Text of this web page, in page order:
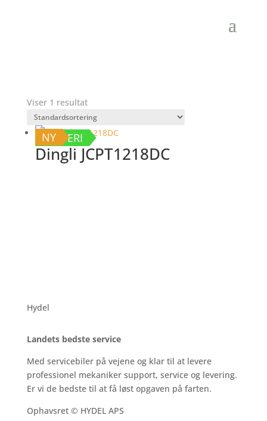
Viser 1 resultat
BATTERI
NY
Dingli JCPT1218DC
Hydel
Landets bedste service
Med servicebiler på vejene og klar til at levere
professionel mekaniker support, service og levering.
Er vi de bedste til at få løst opgaven på farten.
Ophavsret © HYDEL APS